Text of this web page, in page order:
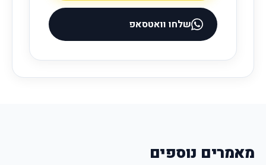
שלחו וואטסאפ
מאמרים נוספים